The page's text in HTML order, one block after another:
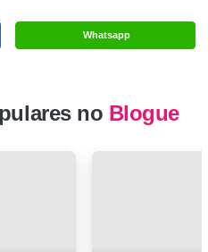
Whatsapp
no Blogue